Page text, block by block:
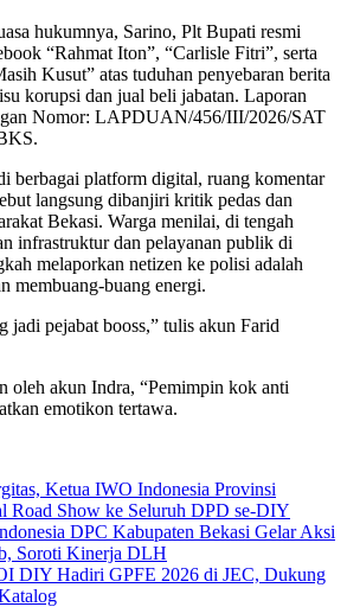
hukumnya, Sarino, Plt Bupati resmi
“Rahmat Iton”, “Carlisle Fitri”, serta
Kusut” atas tuduhan penyebaran berita
korupsi dan jual beli jabatan. Laporan
Nomor: LAPDUAN/456/III/2026/SAT
berbagai platform digital, ruang komentar
langsung dibanjiri kritik pedas dan
Bekasi. Warga menilai, di tengah
infrastruktur dan pelayanan publik di
melaporkan netizen ke polisi adalah
membuang-buang energi.
pejabat booss,” tulis akun Farid
oleh akun Indra, “Pemimpin kok anti
emotikon tertawa.
Ketua IWO Indonesia Provinsi
Road Show ke Seluruh DPD se-DIY
DPC Kabupaten Bekasi Gelar Aksi
Soroti Kinerja DLH
DIY Hadiri GPFE 2026 di JEC, Dukung